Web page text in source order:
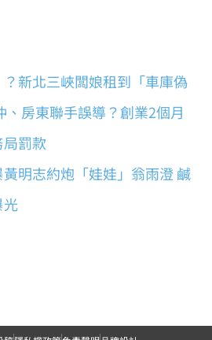
？新北三峽闆娘租到「車庫偽
房東聯手誤導？創業2個月
罰款
黃明志約炮「娃娃」翁雨澄 鹹